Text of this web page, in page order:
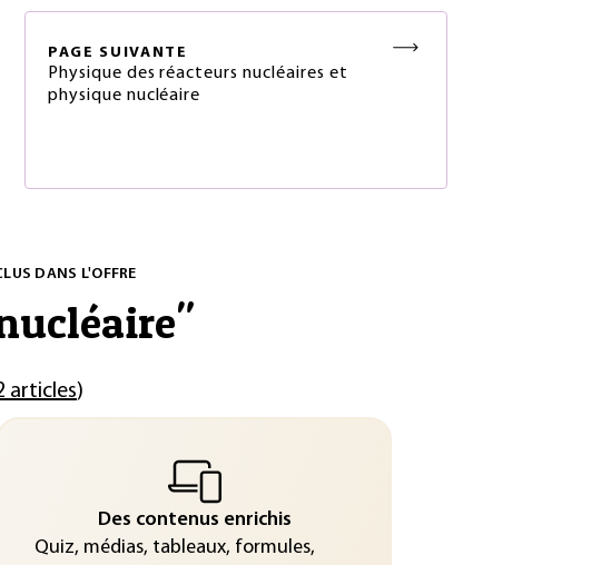
PAGE SUIVANTE
Physique des réacteurs nucléaires et
physique nucléaire
DANS L'OFFRE
"
articles)
Des contenus enrichis
Quiz, médias, tableaux, formules,